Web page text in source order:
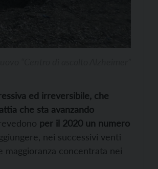
ed irreversibile, che
che sta avanzando
per il 2020 un numero
nei successivi venti
maggioranza concentrata nei